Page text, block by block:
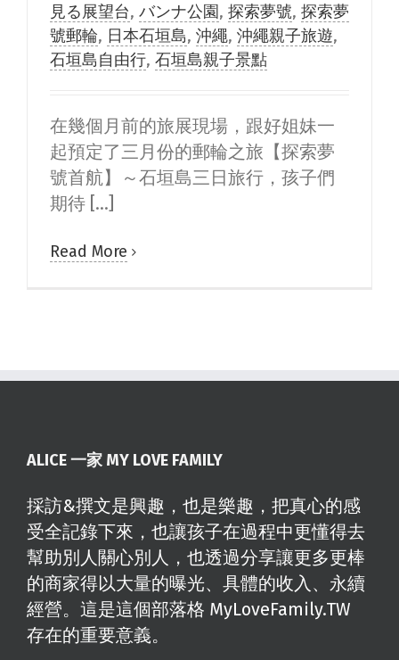
見る展望台, バンナ公園, 探索夢號, 探索夢
號郵輪, 日本石垣島, 沖繩, 沖繩親子旅遊,
石垣島自由行, 石垣島親子景點
在幾個月前的旅展現場，跟好姐妹一
起預定了三月份的郵輪之旅【探索夢
號首航】～石垣島三日旅行，孩子們
期待 [...]
Read More
ALICE 一家 MY LOVE FAMILY
採訪&撰文是興趣，也是樂趣，把真心的感
受全記錄下來，也讓孩子在過程中更懂得去
幫助別人關心別人，也透過分享讓更多更棒
的商家得以大量的曝光、具體的收入、永續
經營。這是這個部落格 MyLoveFamily.TW
存在的重要意義。